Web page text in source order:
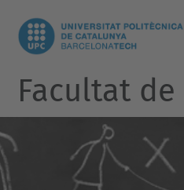
Facultat de